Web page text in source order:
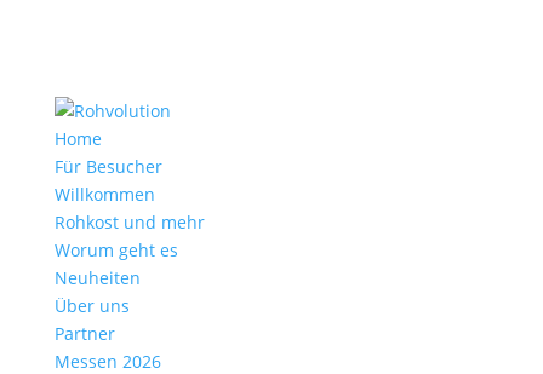
Home
Für Besucher
Willkommen
Rohkost und mehr
Worum geht es
Neuheiten
Über uns
Partner
Messen 2026